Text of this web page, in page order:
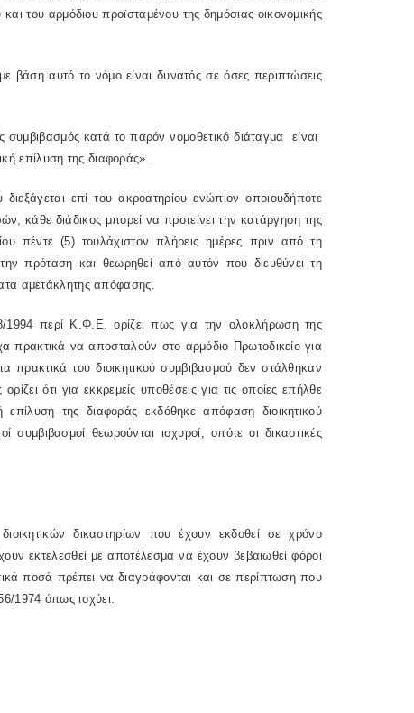
του αρμόδιου προϊσταμένου της δημόσιας οικονομικής
αυτό το νόμο είναι δυνατός σε όσες περιπτώσεις
κατά το παρόν νομοθετικό διάταγμα είναι
επίλυση της διαφοράς».
επί του ακροατηρίου ενώπιον οποιουδήποτε
κάθε διάδικος μπορεί να προτείνει την κατάργηση της
πέντε (5) τουλάχιστον πλήρεις ημέρες πριν από τη
πρόταση και θεωρηθεί από αυτόν που διευθύνει τη
αμετάκλητης απόφασης.
περί Κ.Φ.Ε. ορίζει πως για την ολοκλήρωση της
πρακτικά να αποσταλούν στο αρμόδιο Πρωτοδικείο για
πρακτικά του διοικητικού συμβιβασμού δεν στάλθηκαν
ότι για εκκρεμείς υποθέσεις για τις οποίες επήλθε
επίλυση της διαφοράς εκδόθηκε απόφαση διοικητικού
συμβιβασμοί θεωρούνται ισχυροί, οπότε οι δικαστικές
δικαστηρίων που έχουν εκδοθεί σε χρόνο
εκτελεσθεί με αποτέλεσμα να έχουν βεβαιωθεί φόροι
ποσά πρέπει να διαγράφονται και σε περίπτωση που
1974 όπως ισχύει.